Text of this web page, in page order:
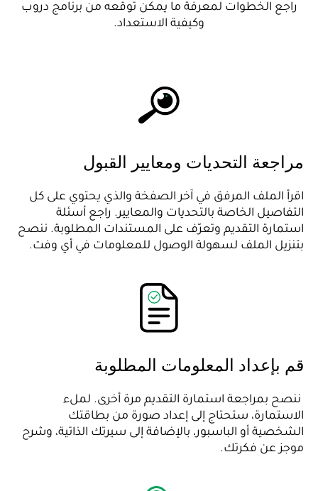
راجع الخطوات لمعرفة ما يمكن توقعه من برنامج دروب
وكيفية الاستعداد.
مراجعة التحديات ومعايير القبول
اقرأ الملف المرفق في آخر الصفخة والذي يحتوي على كل
التفاصيل الخاصة بالتحديات والمعايير. راجع أسئلة
استمارة التقديم وتعرّف على المستندات المطلوبة. ننصح
بتنزيل الملف لسهولة الوصول للمعلومات في أي وفت.
قم بإعداد المعلومات المطلوبة
ننصح بمراجعة استمارة التقديم مرة أخرى. لملء
الاستمارة، ستحتاج إلى إعداد صورة من بطاقتك
الشخصية أو الباسبور، بالإضافة إلى سيرتك الذاتية، وشرح
موجز عن فكرتك.